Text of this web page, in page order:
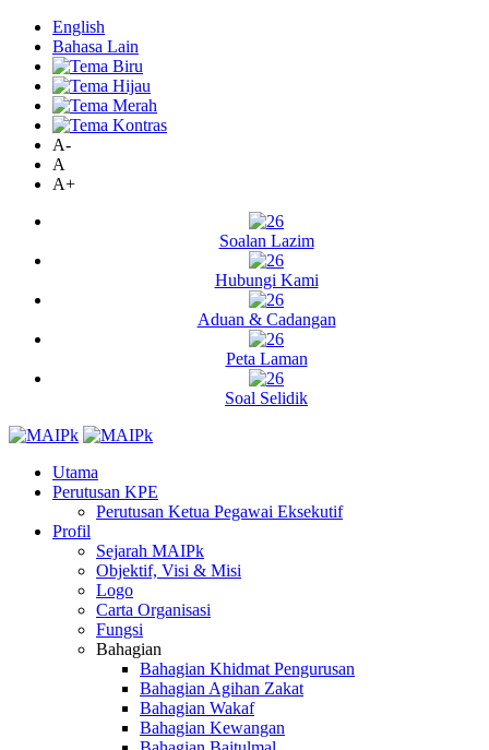
English
Bahasa Lain
A-
A
A+
Soalan Lazim
Hubungi Kami
Aduan & Cadangan
Peta Laman
Soal Selidik
Utama
Perutusan KPE
Perutusan Ketua Pegawai Eksekutif
Profil
Sejarah MAIPk
Objektif, Visi & Misi
Logo
Carta Organisasi
Fungsi
Bahagian
Bahagian Khidmat Pengurusan
Bahagian Agihan Zakat
Bahagian Wakaf
Bahagian Kewangan